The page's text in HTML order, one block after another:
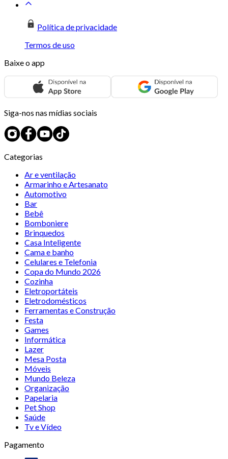
Política de privacidade
Termos de uso
Baixe o app
Siga-nos nas mídias sociais
Categorias
Ar e ventilação
Armarinho e Artesanato
Automotivo
Bar
Bebê
Bomboniere
Brinquedos
Casa Inteligente
Cama e banho
Celulares e Telefonia
Copa do Mundo 2026
Cozinha
Eletroportáteis
Eletrodomésticos
Ferramentas e Construção
Festa
Games
Informática
Lazer
Mesa Posta
Móveis
Mundo Beleza
Organização
Papelaria
Pet Shop
Saúde
Tv e Vídeo
Pagamento